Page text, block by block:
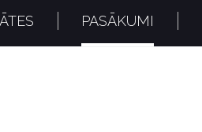
PASĀKUMI